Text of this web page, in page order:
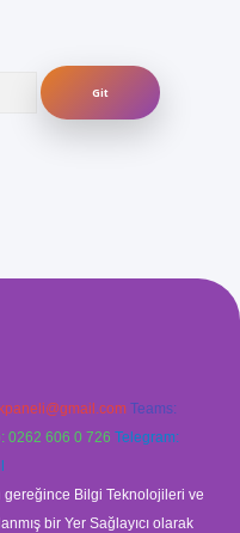
Teams:
0262 606 0 726 Telegram:
gereğince Bilgi Teknolojileri ve
bir Yer Sağlayıcı olarak